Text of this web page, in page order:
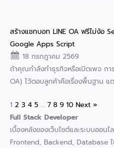
สร้างแชทบอท LINE OA ฟรีไม่ง้อ
Google Apps Script
18 กรกฎาคม 2569
ถ้าคุณกำลังทำธุรกิจหรือเปิดเพจ ก
OA) ไว้ตอบลูกค้าคือเรื่องพื้นฐาน แ
1 2 3 4 5 … 7 8 9 10 Next »
Full Stack Developer
เบื้องหลังของเว็บไซต์และระบบออ
Frontend, Backend, Database